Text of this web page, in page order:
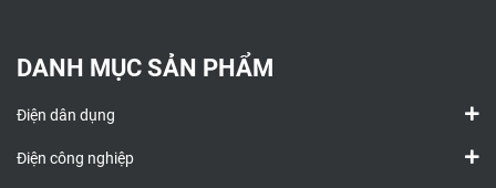
DANH MỤC SẢN PHẨM
Điện dân dụng
Điện công nghiệp